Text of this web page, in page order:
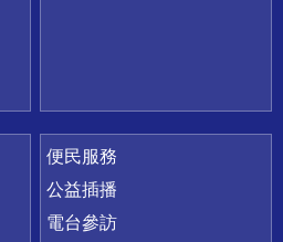
便民服務
公益插播
電台參訪